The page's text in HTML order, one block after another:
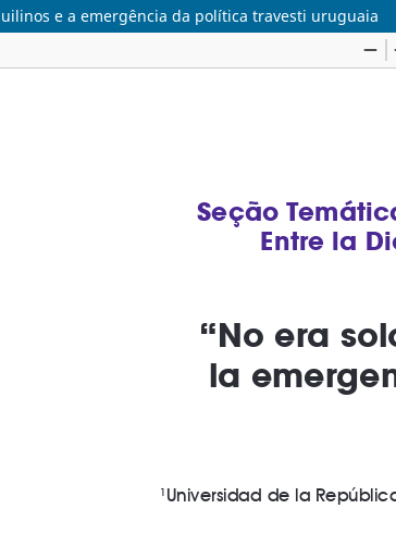
e a emergência da política travesti uruguaia